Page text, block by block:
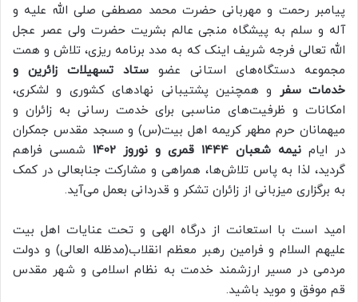
پیامبر رحمت و مهربانی حضرت محمد مصطفی صلی الله علیه و
آله و سلم به پیشگاه منجی عالم بشریت حضرت ولی عصر عجل
الله تعالی فرجه شریف اینک که به مدد برنامه‌ ریزی، تلاش و همت
مجموعه دستگاه‌های استانی عضو ستاد تسهیلات زائرین و
خدمات سفر
و همچنین پشتیبانی نهادهای کشوری و لشکری،
امکانات و ظرفیت‌های مناسبی برای خدمت رسانی به زائران و
میهمانان حرم مطهر کریمه اهل بیت(س) و مسجد مقدس جمکران
در ایام نیمه شعبان 1444 قمری و نوروز 1402
شمسی فراهم
گردید، لذا به پاس تلاش‌ها، همراهی و مشارکت‌ جنابعالی در کمک
به برگزاری میزبانی از زائران تشکر و قدردانی بعمل می‌آید.
امید است با استعانت از درگاه الهی و تحت عنایات اهل بیت
علیهم السلام و فرامین رهبر معظم انقلاب(مدظله العالی) و دولت
مردمی در مسیر ارزشمند خدمت به نظام اسلامی و شهر مقدس
قم موفق و موید باشید.